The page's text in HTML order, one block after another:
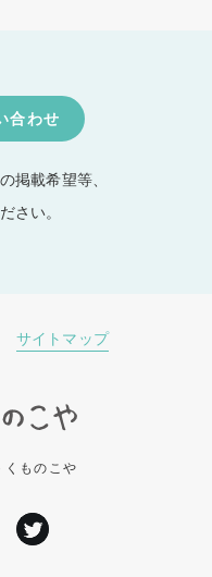
合わせ
掲載希望等、
さい。
サイトマップ
くものこや